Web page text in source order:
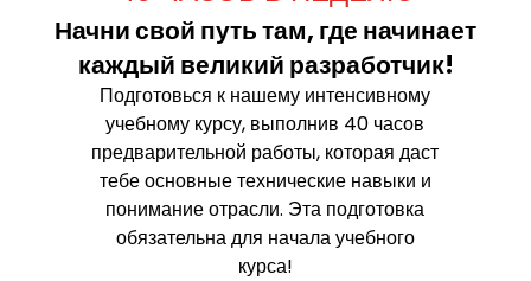
Начни свой путь там, где начинает
каждый великий разработчик!​
Подготовься к нашему интенсивному
учебному курсу, выполнив 40 часов
предварительной работы, которая даст
тебе основные технические навыки и
понимание отрасли. Эта подготовка
обязательна для начала учебного
курса!